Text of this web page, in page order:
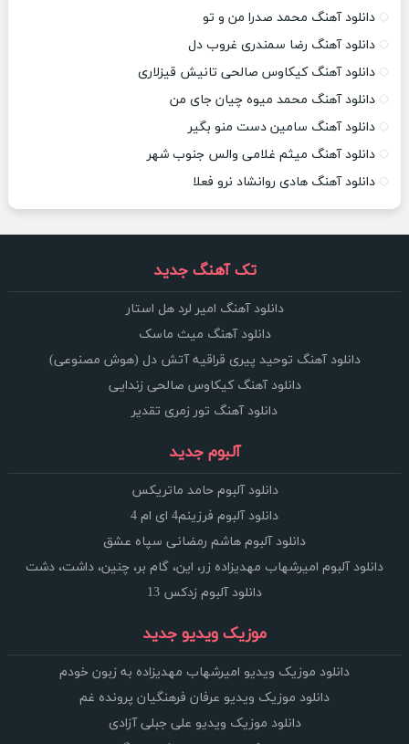
دانلود آهنگ محمد صدرا من و تو
دانلود آهنگ رضا سمندری غروب دل
دانلود آهنگ کیکاوس صالحی تانیش قیزلاری
دانلود آهنگ محمد میوه چیان جای من
دانلود آهنگ سامین دست منو بگیر
دانلود آهنگ میثم غلامی والس جنوب شهر
دانلود آهنگ هادی روانشاد نرو فعلا
تک آهنگ جدید
دانلود آهنگ امیر لرد هل استار
دانلود آهنگ میث ماسک
دانلود آهنگ توحید پیری قراقیه آتش دل (هوش مصنوعی)
دانلود آهنگ کیکاوس صالحی زندایی
دانلود آهنگ تور زمری تقدیر
آلبوم جدید
دانلود آلبوم حامد ماتریکس
دانلود آلبوم فرزینم4 ای ام 4
دانلود آلبوم هاشم رمضانی سپاه عشق
دانلود آلبوم امیرشهاب مهدیزاده زر، این، گام بر، چنین، داشت، دشت
دانلود آلبوم زدکس 13
موزیک ویدیو جدید
دانلود موزیک ویدیو امیرشهاب مهدیزاده به زبون خودم
دانلود موزیک ویدیو عرفان فرهنگیان پرونده غم
دانلود موزیک ویدیو علی جبلی آزادی